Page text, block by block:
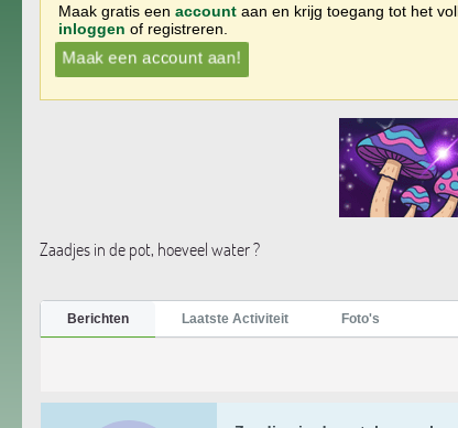
Maak gratis een account aan en krijg toegang tot het
inloggen of registreren.
Maak een account aan!
Zaadjes in de pot, hoeveel water ?
Berichten Laatste Activiteit Foto's